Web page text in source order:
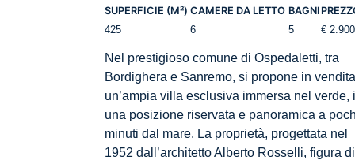
SUPERFICIE (M²) CAMERE DA LETTO BAGNI
425
6 5 €
Nel prestigioso comune di Ospedaletti, tra
Bordighera e Sanremo, si propone in vendita
un’ampia villa esclusiva immersa nel verde,
una posizione riservata e panoramica a
minuti dal mare. La proprietà, progettata nel
1952 dall’architetto Alberto Rosselli, figura di